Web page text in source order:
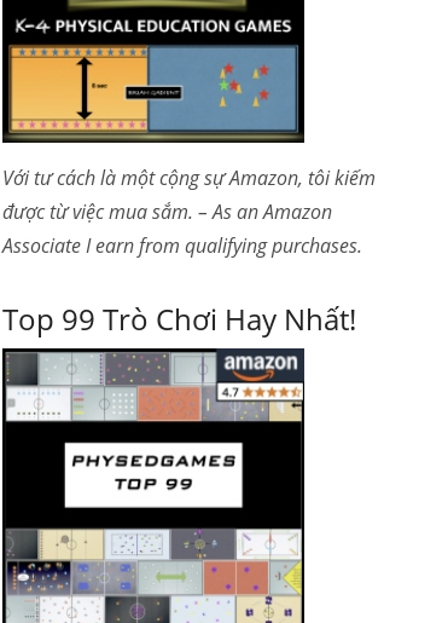
Với tư cách là một cộng sự Amazon, tôi kiếm
được từ việc mua sắm. – As an Amazon
Associate I earn from qualifying purchases.
Top 99 Trò Chơi Hay Nhất!